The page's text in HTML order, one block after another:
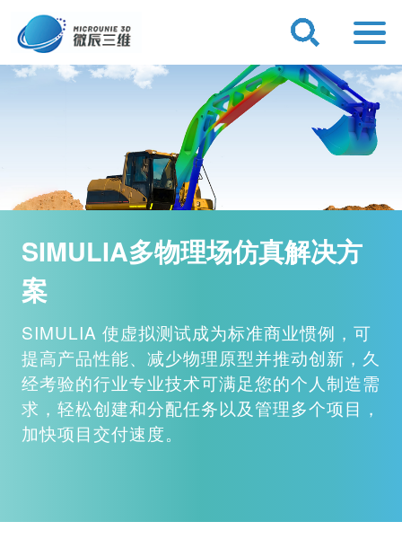
SIMULIA多物理场仿真解决方
案
SIMULIA 使虚拟测试成为标准商业惯例，可
提高产品性能、减少物理原型并推动创新，久
经考验的行业专业技术可满足您的个人制造需
求，轻松创建和分配任务以及管理多个项目，
加快项目交付速度。